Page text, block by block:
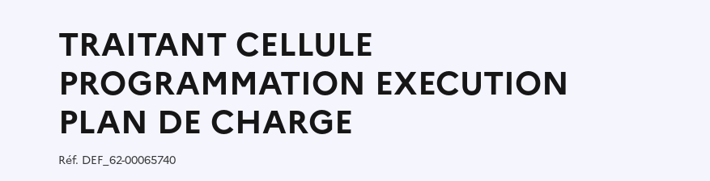
TRAITANT CELLULE
PROGRAMMATION EXECUTION
PLAN DE CHARGE
Réf. Référence :
DEF_62-00065740